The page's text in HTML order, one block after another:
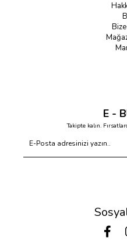
E -
Takipte kalın.